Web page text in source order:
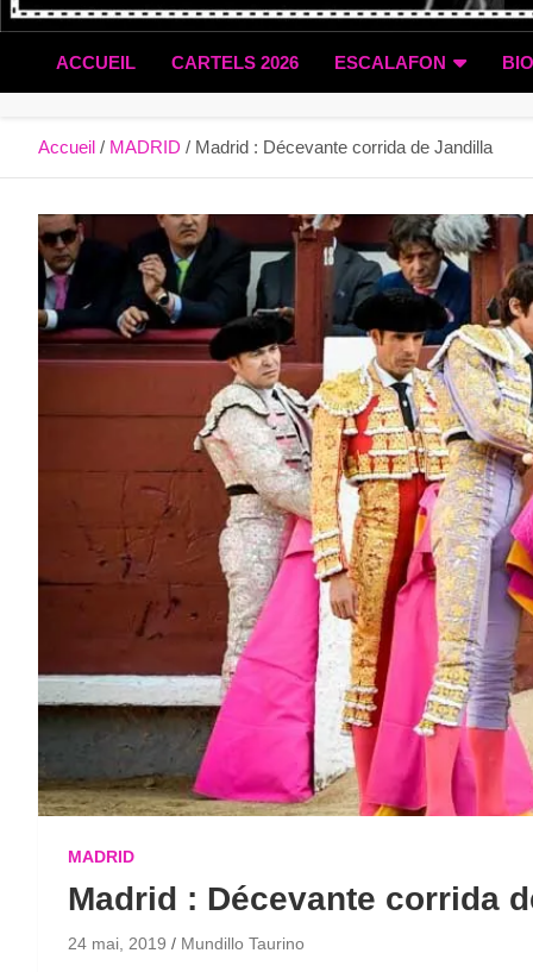
ACCUEIL CARTELS 2026 ESCALAFON
Accueil MADRID Madrid : Décevante corrida de Jandilla
MADRID
Madrid : Décevante corrida
24 mai, 2019 Mundillo Taurino